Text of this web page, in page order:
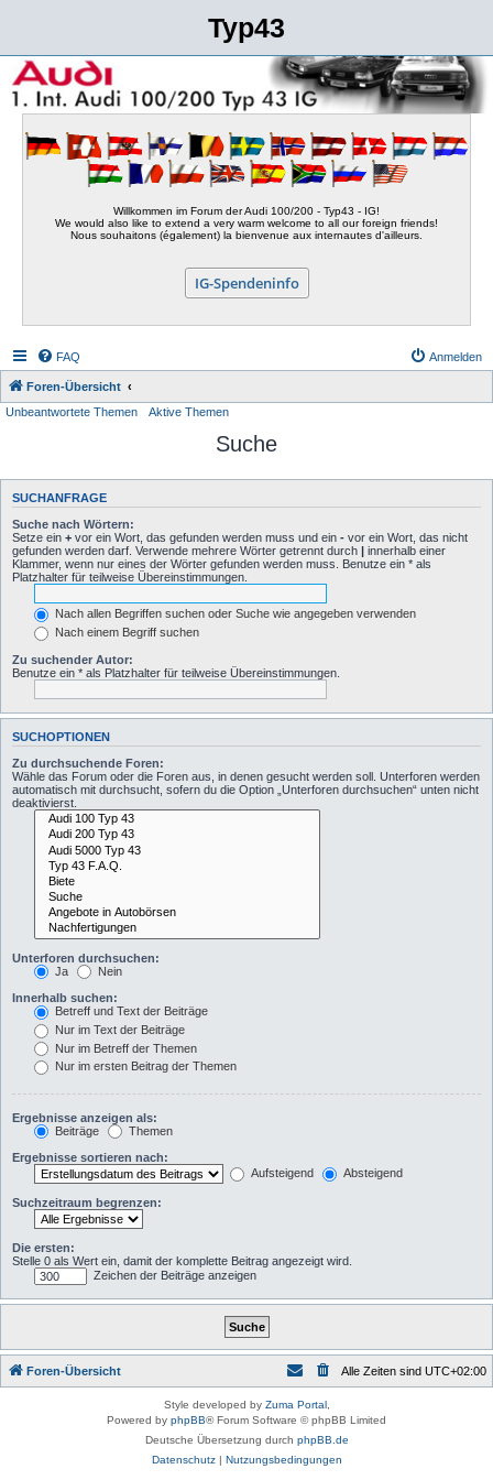
Typ43
Willkommen im Forum der Audi 100/200 - Typ43 - IG!
We would also like to extend a very warm welcome to all our foreign friends!
Nous souhaitons (également) la bienvenue aux internautes d'ailleurs.
IG-Spendeninfo
FAQ Anmelden
Foren-Übersicht
Unbeantwortete Themen
Aktive Themen
Suche
SUCHANFRAGE
Suche nach Wörtern:
Setze ein + vor ein Wort, das gefunden werden muss und ein - vor ein Wort, das nicht
gefunden werden darf. Verwende mehrere Wörter getrennt durch
innerhalb einer
Klammer, wenn nur eines der Wörter gefunden werden muss. Benutze ein * als
Platzhalter für teilweise Übereinstimmungen.
Nach allen Begriffen suchen oder Suche wie angegeben verwenden
Nach einem Begriff suchen
Zu suchender Autor:
Benutze ein * als Platzhalter für teilweise Übereinstimmungen.
SUCHOPTIONEN
Zu durchsuchende Foren:
Wähle das Forum oder die Foren aus, in denen gesucht werden soll. Unterforen werden
automatisch mit durchsucht, sofern du die Option „Unterforen durchsuchen“ unten nicht
deaktivierst.
Unterforen durchsuchen:
Ja
Nein
Innerhalb suchen:
Betreff und Text der Beiträge
Nur im Text der Beiträge
Nur im Betreff der Themen
Nur im ersten Beitrag der Themen
Ergebnisse anzeigen als:
Beiträge
Themen
Ergebnisse sortieren nach:
Aufsteigend
Absteigend
Suchzeitraum begrenzen:
Die ersten:
Stelle 0 als Wert ein, damit der komplette Beitrag angezeigt wird.
Zeichen der Beiträge anzeigen
Foren-Übersicht Alle Zeiten sind UTC+02:00
Style developed by Zuma Portal,
Powered by phpBB® Forum Software © phpBB Limited
Deutsche Übersetzung durch phpBB.de
Datenschutz| Nutzungsbedingungen